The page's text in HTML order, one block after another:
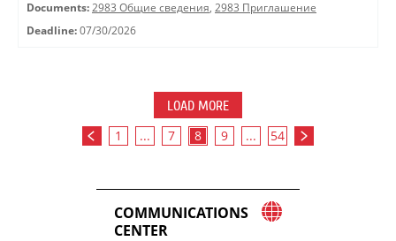
Documents: 2983 Общие сведения, 2983 Приглашение
Deadline: 07/30/2026
LOAD MORE
1 ... 7 8 9 ... 54
COMMUNICATIONS
CENTER